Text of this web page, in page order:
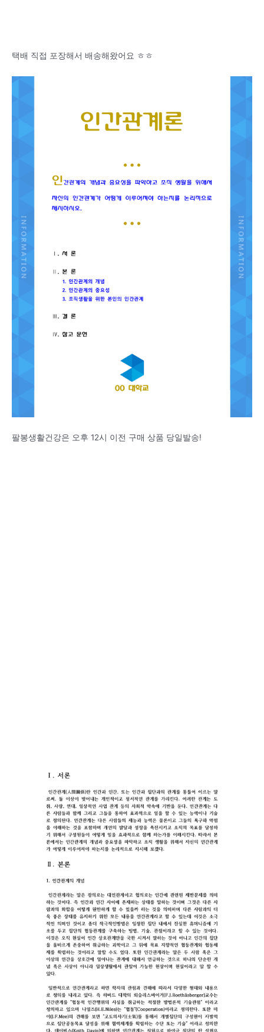
택배 직접 포장해서 배송해왔어요 ㅎㅎ
팔봉생활건강은 오후 12시 이전 구매 상품 당일발송!